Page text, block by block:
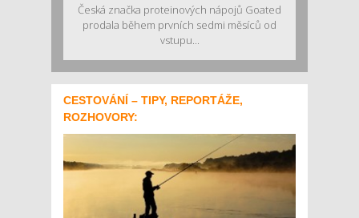
Česká značka proteinových nápojů Goated
prodala během prvních sedmi měsíců od
vstupu...
CESTOVÁNÍ – TIPY, REPORTÁŽE,
ROZHOVORY: